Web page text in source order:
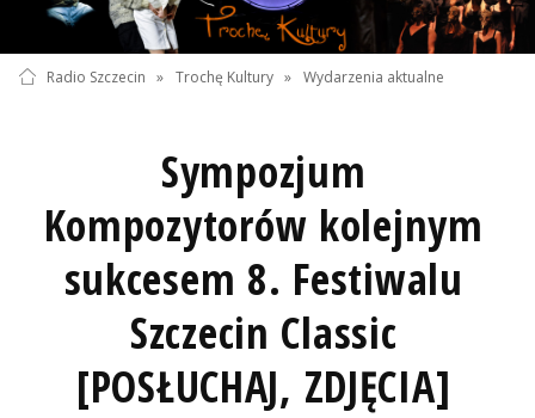
Radio Szczecin » Trochę Kultury » Wydarzenia aktualne
Sympozjum
Kompozytorów kolejnym
sukcesem 8. Festiwalu
Szczecin Classic
[POSŁUCHAJ, ZDJĘCIA]